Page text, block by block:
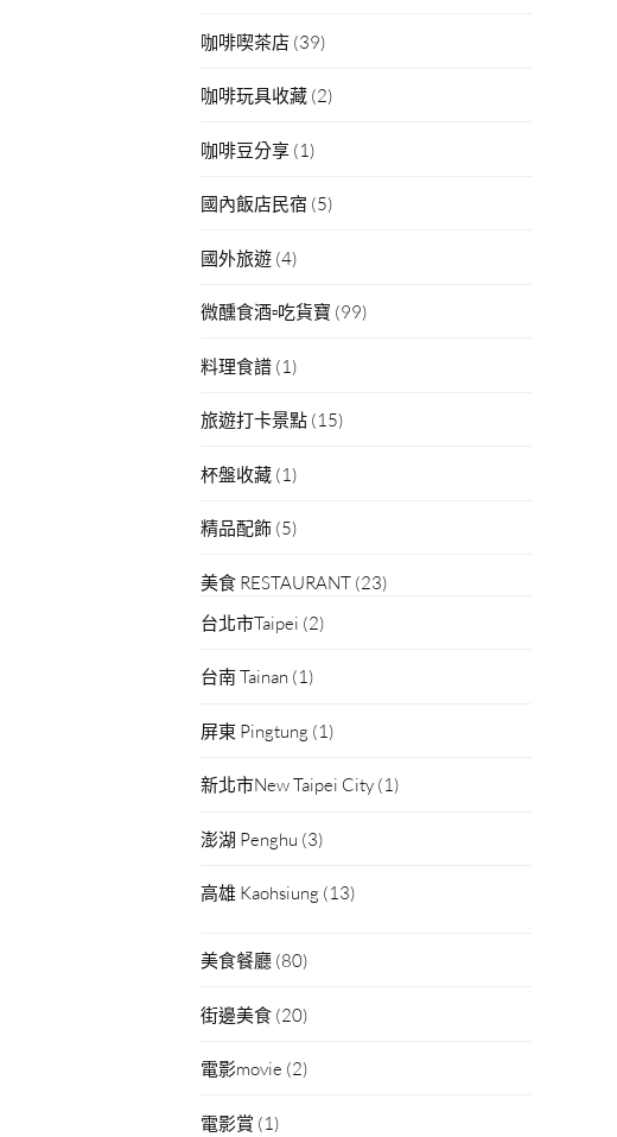
咖啡喫茶店 (39)
咖啡玩具收藏 (2)
咖啡豆分享 (1)
國內飯店民宿 (5)
國外旅遊 (4)
微醺食酒▫吃貨寶 (99)
料理食譜 (1)
旅遊打卡景點 (15)
杯盤收藏 (1)
精品配飾 (5)
美食 RESTAURANT (23)
台北市Taipei (2)
台南 Tainan (1)
屏東 Pingtung (1)
新北市New Taipei City (1)
澎湖 Penghu (3)
高雄 Kaohsiung (13)
美食餐廳 (80)
街邊美食 (20)
電影movie (2)
電影賞 (1)